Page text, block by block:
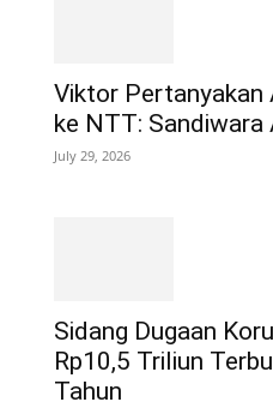
Viktor Pertanyakan
ke NTT: Sandiwara
July 29, 2026
Sidang Dugaan
Rp10,5 Triliun
Tahun